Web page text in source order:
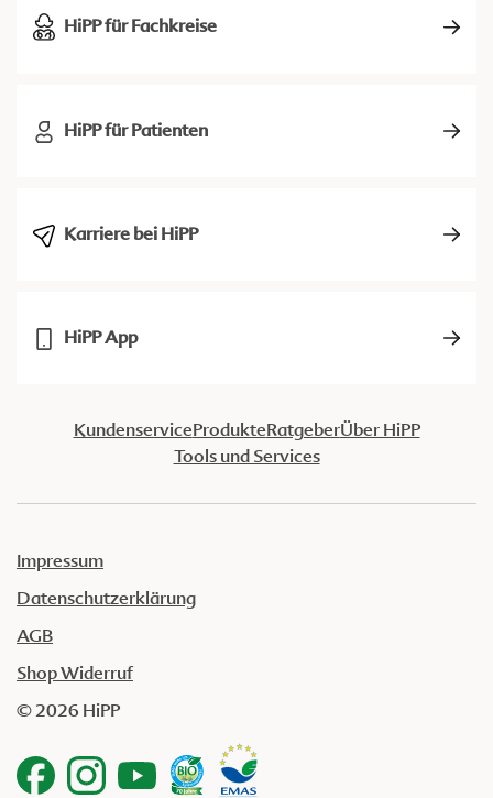
HiPP für Fachkreise
HiPP für Patienten
Karriere bei HiPP
HiPP App
KundenserviceProdukteRatgeberÜber HiPP
Tools und Services
Impressum
Datenschutzerklärung
AGB
Shop Widerruf
© 2026 HiPP